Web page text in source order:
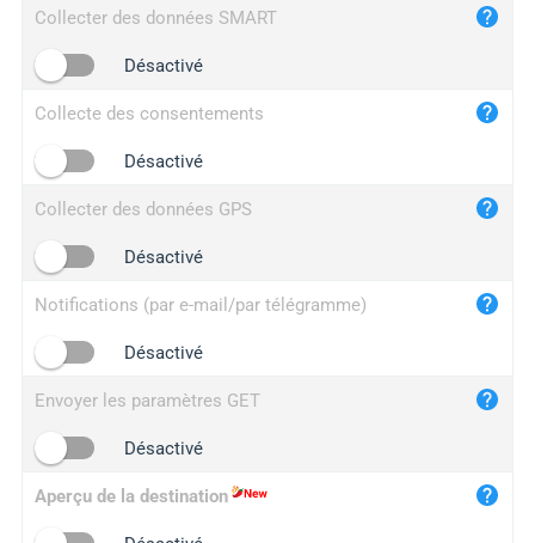
maper.info
2no.co
yip.su
iplogger.info
Collecter des données SMART
Désactivé
Collecte des consentements
Désactivé
Collecter des données GPS
Désactivé
Notifications (par e-mail/par télégramme)
Désactivé
Envoyer les paramètres GET
Désactivé
Aperçu de la destination